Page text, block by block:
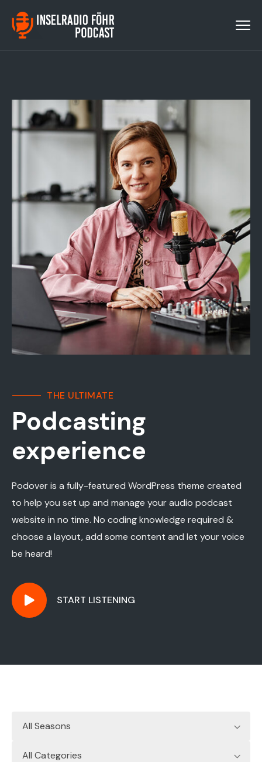
THE ULTIMATE
Podcasting
experience
Podover is a fully-featured WordPress theme created
to help you set up and manage your audio podcast
website in no time. No coding knowledge required &
choose a layout, add some content and let your voice
be heard!
START LISTENING
All Seasons
All Categories